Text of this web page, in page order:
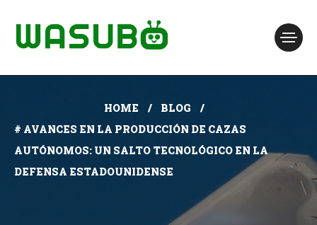
HOME
BLOG
# AVANCES EN LA PRODUCCIÓN DE CAZAS
AUTÓNOMOS: UN SALTO TECNOLÓGICO EN LA
DEFENSA ESTADOUNIDENSE